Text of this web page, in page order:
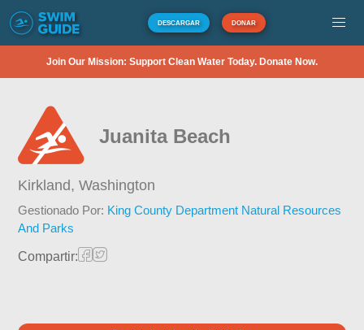
DESCARGAR DONAR
Join Our Mission: Support Clean Water Today. Donate Now.
Juanita Beach
Kirkland,Washington
Gestionado Por: King County Department Natural Resources
And Parks
Compartir: